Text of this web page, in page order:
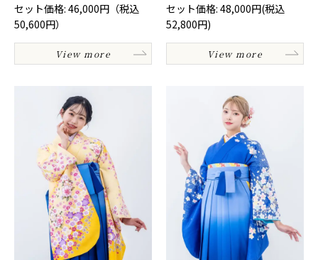
セット価格: 46,000円（税込
50,600円）
View more
セット価格: 48,000円(税込
52,800円)
View more